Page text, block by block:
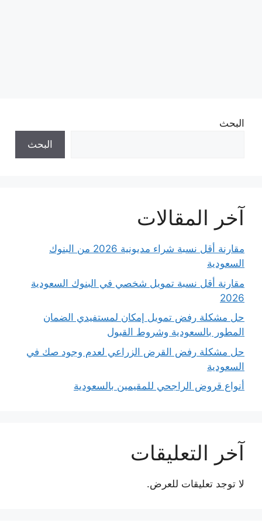
البحث
البحث
آخر المقالات
مقارنة أقل نسبة شراء مديونية 2026 من البنوك
السعودية
مقارنة أقل نسبة تمويل شخصي في البنوك السعودية
2026
حل مشكلة رفض تمويل إمكان لمستفيدي الضمان
المطور بالسعودية وشروط القبول
حل مشكلة رفض القرض الزراعي لعدم وجود صك في
السعودية
أنواع قروض الراجحي للمقيمين بالسعودية
آخر التعليقات
لا توجد تعليقات للعرض.